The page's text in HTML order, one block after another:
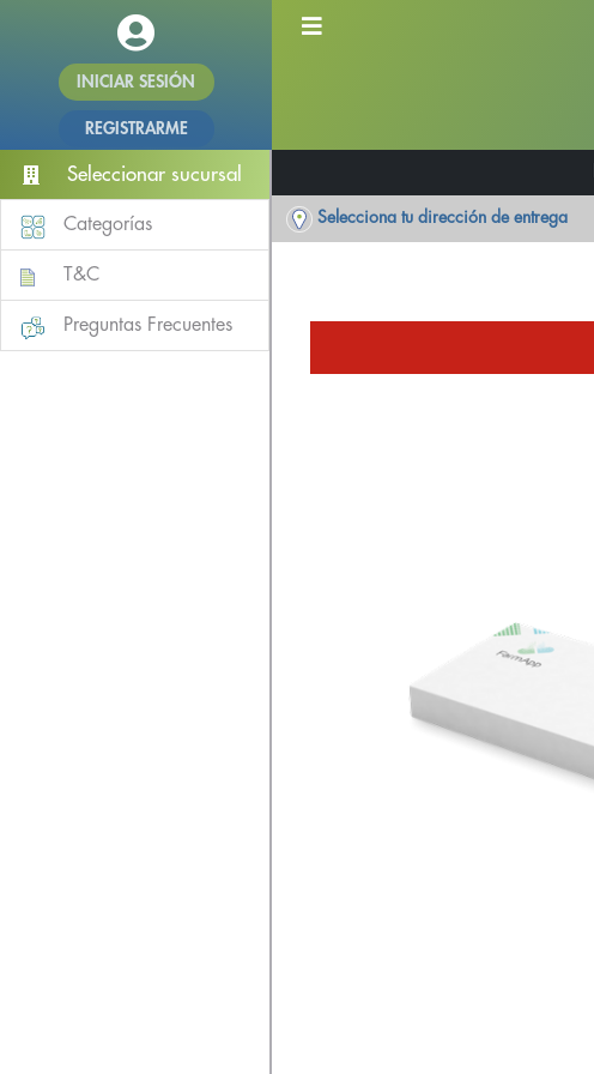
INICIAR SESIÓN
REGISTRARME
Seleccionar sucursal
Categorías
T&C
Preguntas Frecuentes
Selecciona tu dirección de entrega